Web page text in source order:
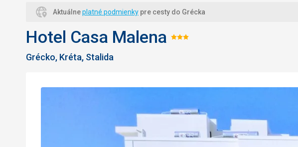
Aktuálneplatné podmienky pre cesty do Grécka
Hotel Casa Malena Hodnotenie:
Grécko, Kréta, Stalida